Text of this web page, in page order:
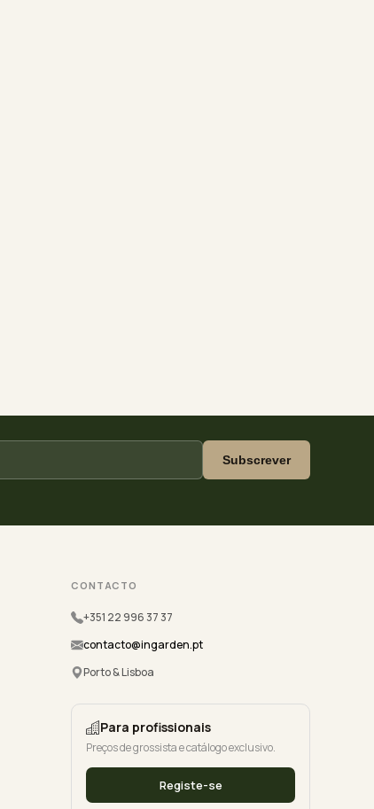
Subscrever
CONTACTO
+351 22 996 37 37
contacto@ingarden.pt
Porto & Lisboa
Para profissionais
Preços de grossista e catálogo exclusivo.
Registe-se